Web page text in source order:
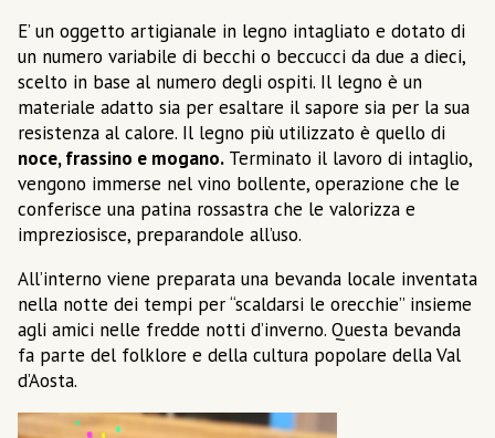
E’ un oggetto artigianale in legno intagliato e dotato di
un numero variabile di becchi o beccucci da due a dieci,
scelto in base al numero degli ospiti. Il legno è un
materiale adatto sia per esaltare il sapore sia per la sua
resistenza al calore. Il legno più utilizzato è quello di
noce, frassino e mogano. Terminato il lavoro di intaglio,
vengono immerse nel vino bollente, operazione che le
conferisce una patina rossastra che le valorizza e
impreziosisce, preparandole all’uso.
All’interno viene preparata una bevanda locale inventata
nella notte dei tempi per “scaldarsi le orecchie” insieme
agli amici nelle fredde notti d’inverno. Questa bevanda
fa parte del folklore e della cultura popolare della Val
d’Aosta.